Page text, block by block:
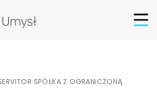
SPÓŁKA Z OGRANICZONĄ